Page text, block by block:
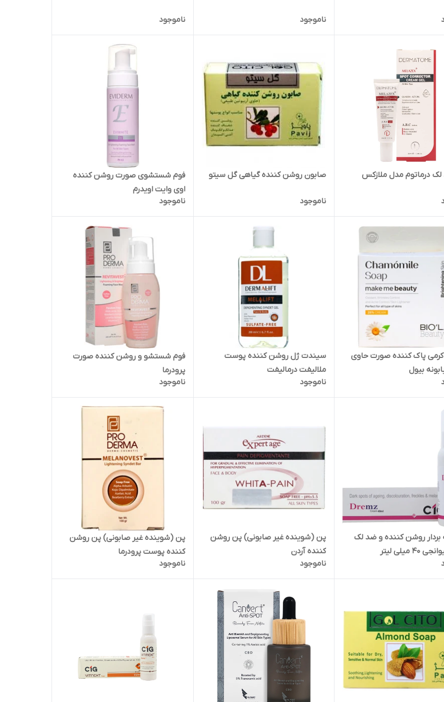
ناموجود ناموجود
درماتوم مدل ملازکس صابون روشن کننده گیاهی گل سیتو
ناموجود
فوم شستشوی صورت روشن کننده
اوی وایت اویدرم
ناموجود
پاک کننده صورت حاوی
بیول
سیندت ژل روشن کننده پوست
ملالیفت درمالیفت
ناموجود
فوم شستشو و روشن کننده صورت
پرودرما
ناموجود
بردار روشن کننده و ضد لک
میلی لیتر
پن (شوینده غیر صابونی) پن روشن
کننده آردن
ناموجود
پن (شوینده غیر صابونی) پن روشن
کننده پوست پرودرما
ناموجود